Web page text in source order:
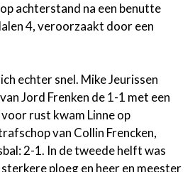
achterstand na een benutte
4, veroorzaakt door een
echter snel. Mike Jeurissen
Jord Frenken de 1-1 met een
rust kwam Linne op
van Collin Frencken,
2-1. In de tweede helft was
ploeg en heer en meester